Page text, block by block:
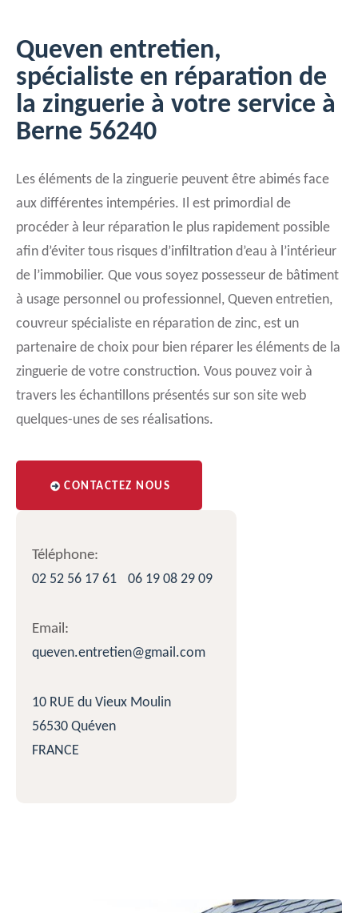
Queven entretien,
spécialiste en réparation de
la zinguerie à votre service à
Berne 56240
Les éléments de la zinguerie peuvent être abimés face
aux différentes intempéries. Il est primordial de
procéder à leur réparation le plus rapidement possible
afin d’éviter tous risques d’infiltration d’eau à l’intérieur
de l’immobilier. Que vous soyez possesseur de bâtiment
à usage personnel ou professionnel, Queven entretien,
couvreur spécialiste en réparation de zinc, est un
partenaire de choix pour bien réparer les éléments de la
zinguerie de votre construction. Vous pouvez voir à
travers les échantillons présentés sur son site web
quelques-unes de ses réalisations.
CONTACTEZ NOUS
Téléphone:
02 52 56 17 61
06 19 08 29 09
Email:
queven.entretien@gmail.com
10 RUE du Vieux Moulin
56530 Quéven
FRANCE